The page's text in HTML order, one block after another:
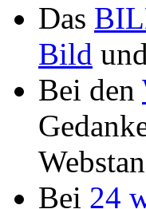
Das
Bild
Bei den
Bei 24